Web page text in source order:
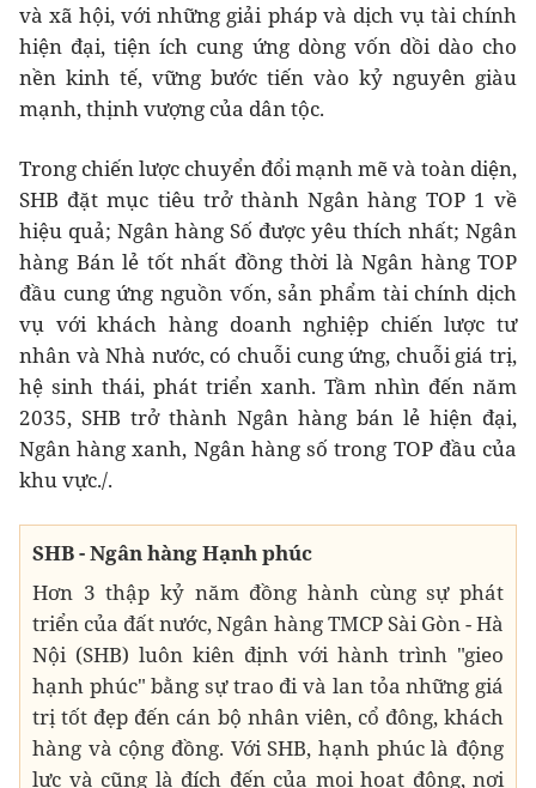
và xã hội, với những giải pháp và dịch vụ tài chính
hiện đại, tiện ích cung ứng dòng vốn dồi dào cho
nền kinh tế, vững bước tiến vào kỷ nguyên giàu
mạnh, thịnh vượng của dân tộc.
Trong chiến lược chuyển đổi mạnh mẽ và toàn diện,
SHB đặt mục tiêu trở thành Ngân hàng TOP 1 về
hiệu quả; Ngân hàng Số được yêu thích nhất; Ngân
hàng Bán lẻ tốt nhất đồng thời là Ngân hàng TOP
đầu cung ứng nguồn vốn, sản phẩm tài chính dịch
vụ với khách hàng doanh nghiệp chiến lược tư
nhân và Nhà nước, có chuỗi cung ứng, chuỗi giá trị,
hệ sinh thái, phát triển xanh. Tầm nhìn đến năm
2035, SHB trở thành Ngân hàng bán lẻ hiện đại,
Ngân hàng xanh, Ngân hàng số trong TOP đầu của
khu vực./.
SHB - Ngân hàng Hạnh phúc
Hơn 3 thập kỷ năm đồng hành cùng sự phát
triển của đất nước, Ngân hàng TMCP Sài Gòn - Hà
Nội (SHB) luôn kiên định với hành trình "gieo
hạnh phúc" bằng sự trao đi và lan tỏa những giá
trị tốt đẹp đến cán bộ nhân viên, cổ đông, khách
hàng và cộng đồng. Với SHB, hạnh phúc là động
lực và cũng là đích đến của mọi hoạt động, nơi